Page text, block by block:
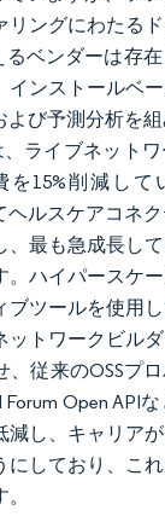
リングにわたる
るベンダーは存
インストールベ
び予測分析を組
ライブネット
15%削減して
ヘルスケアコネ
、最も急成長し
。ハイパースケ
ブツールを使用
ットワークビル
、従来のOSSプ
Open API
減し、キャリア
にしており、こ